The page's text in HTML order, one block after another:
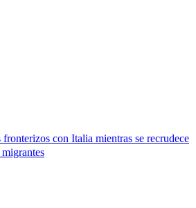
con Italia mientras se recrudece